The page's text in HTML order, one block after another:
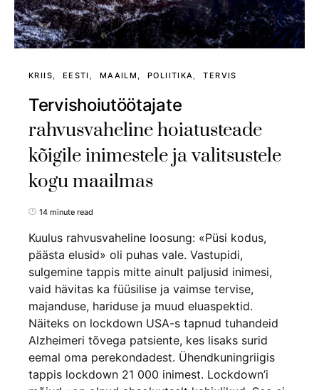
KRIIS EESTI MAAILM POLIITIKA TERVIS
Tervishoiutöötajate
rahvusvaheline hoiatusteade
kõigile inimestele ja valitsustele
kogu maailmas
14 minute read
Kuulus rahvusvaheline loosung: «Püsi kodus,
päästa elusid» oli puhas vale. Vastupidi,
sulgemine tappis mitte ainult paljusid inimesi,
vaid hävitas ka füüsilise ja vaimse tervise,
majanduse, hariduse ja muud eluaspektid.
Näiteks on lockdown USA-s tapnud tuhandeid
Alzheimeri tõvega patsiente, kes lisaks surid
eemal oma perekondadest. Ühendkuningriigis
tappis lockdown 21 000 inimest. Lockdown’i